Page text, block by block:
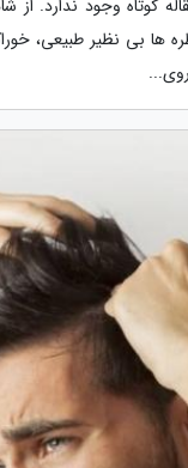
کوتاه وجود ندارد. از
ها بی نظیر طبیعی،